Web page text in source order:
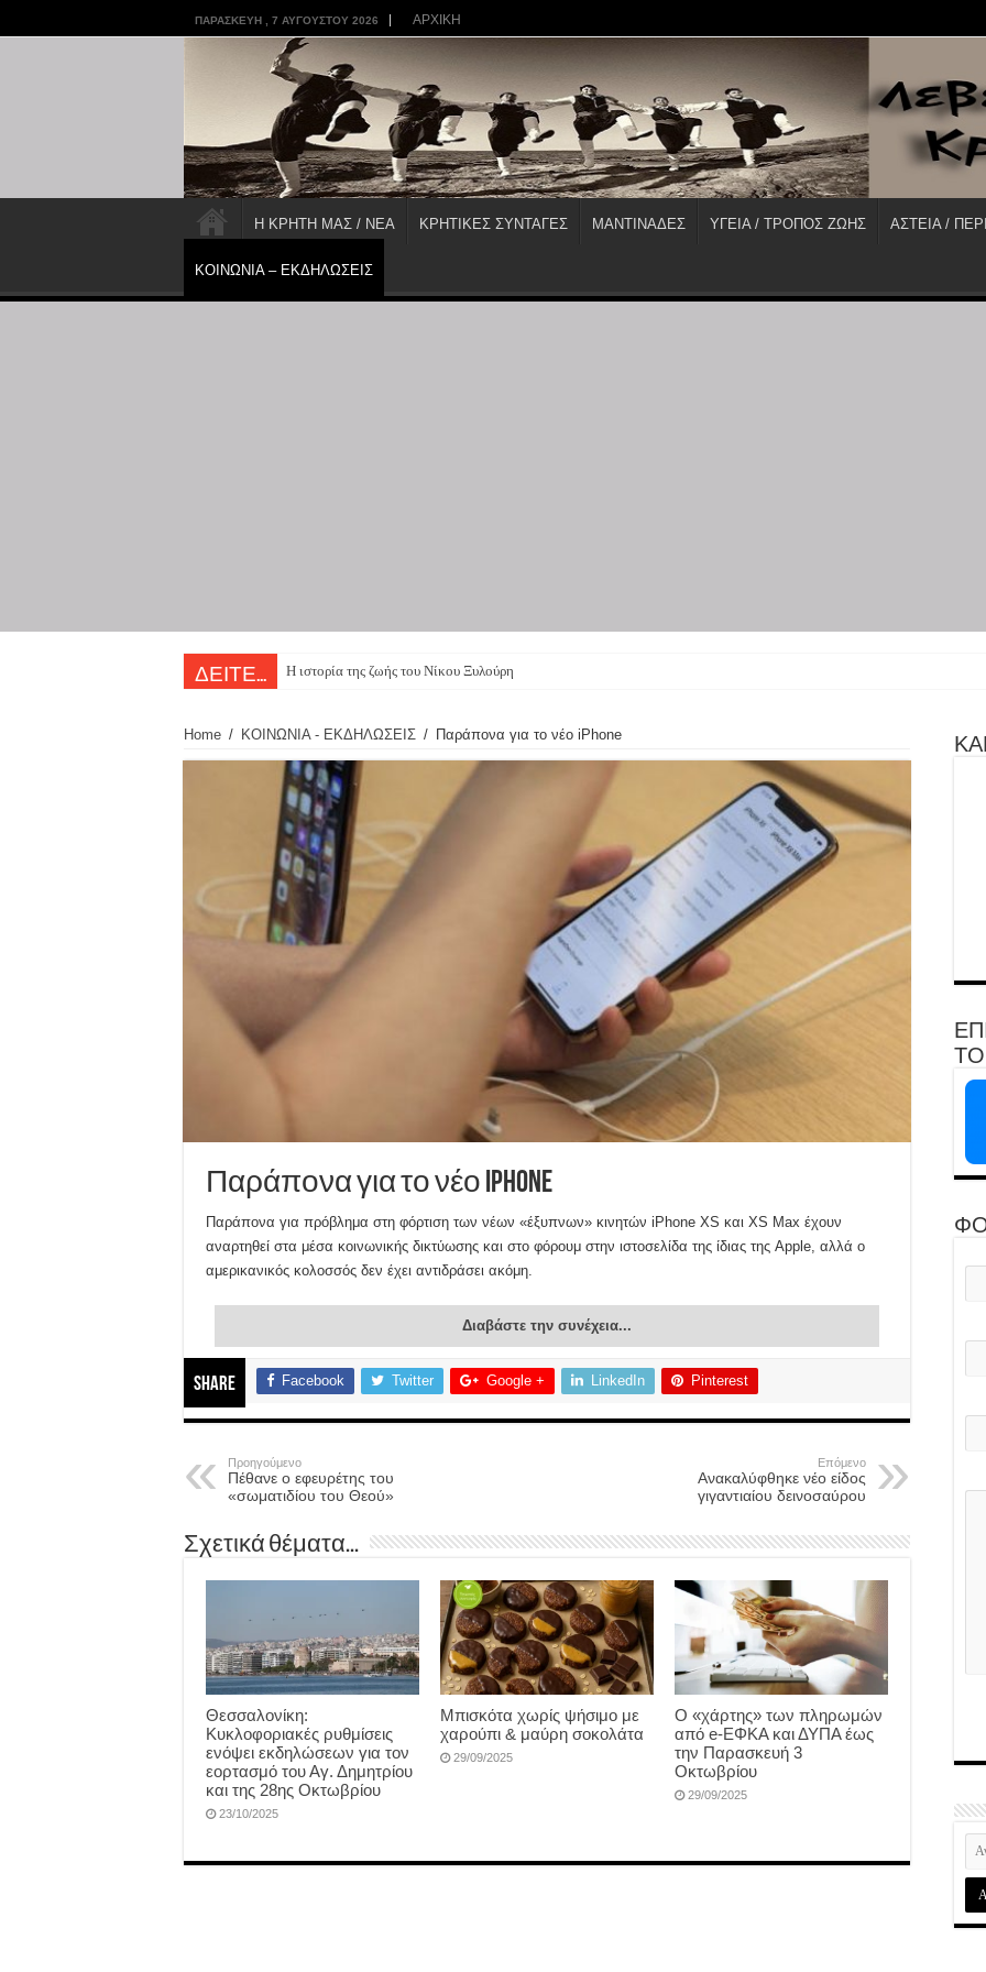
ΠΑΡΑΣΚΕΥΉ , 7 ΑΥΓΟΎΣΤΟΥ 2026 ΑΡΧΙΚΗ
Η ΚΡΗΤΗ ΜΑΣ / ΝΕΑ ΚΡΗΤΙΚΕΣ ΣΥΝΤΑΓΕΣ ΜΑΝΤΙΝΑΔΕΣ ΥΓΕΙΑ / ΤΡΟΠΟΣ ΖΩΗΣ ΑΣΤΕΙΑ /
ΚΟΙΝΩΝΙΑ – ΕΚΔΗΛΩΣΕΙΣ
ΔΕΙΤΕ... Η ιστορία της ζωής του Νίκου Ξυλούρη γίνεται θεατρικ
Home / ΚΟΙΝΩΝΙΑ - ΕΚΔΗΛΩΣΕΙΣ / Παράπονα για το νέο iPhone
Παράπονα για το νέο iPhone
Παράπονα για πρόβλημα στη φόρτιση των νέων «έξυπνων» κινητών iPhone XS και XS Max έχουν
αναρτηθεί στα μέσα κοινωνικής δικτύωσης και στο φόρουμ στην ιστοσελίδα της ίδιας της Apple, αλλά ο
αμερικανικός κολοσσός δεν έχει αντιδράσει ακόμη.
Διαβάστε την συνέχεια...
Share Facebook Twitter Google + LinkedIn Pinterest
Προηγούμενο
Πέθανε ο εφευρέτης του
«σωματιδίου του Θεού»
Επόμενο
Ανακαλύφθηκε νέο είδος
γιγαντιαίου δεινοσαύρου
Σχετικά θέματα...
Θεσσαλονίκη:
Κυκλοφοριακές ρυθμίσεις
ενόψει εκδηλώσεων για τον
εορτασμό του Αγ. Δημητρίου
και της 28ης Οκτωβρίου
23/10/2025
Μπισκότα χωρίς ψήσιμο με
χαρούπι & μαύρη σοκολάτα
29/09/2025
Ο «χάρτης» των πληρωμών
από e-ΕΦΚΑ και ΔΥΠΑ έως
την Παρασκευή 3
Οκτωβρίου
29/09/2025
ΤΟ